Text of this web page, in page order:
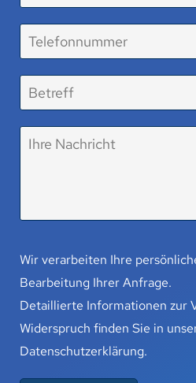
Wir verarbeiten Ihre
Bearbeitung Ihrer Anfrage.
Detaillierte Informationen zur
Widerspruch finden Sie in
Datenschutzerklärung.